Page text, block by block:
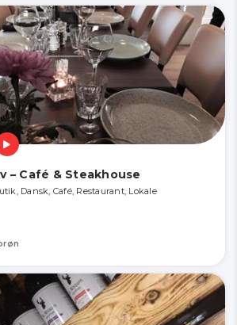
– Café & Steakhouse
Dansk, Café, Restaurant, Lokale